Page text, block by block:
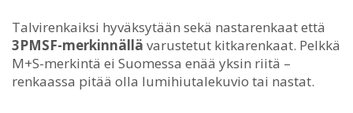
Talvirenkaiksi hyväksytään sekä nastarenkaat että
3PMSF-merkinnällä varustetut kitkarenkaat. Pelkkä
M+S-merkintä ei Suomessa enää yksin riitä –
renkaassa pitää olla lumihiutalekuvio tai nastat.